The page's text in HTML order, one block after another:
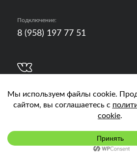
Подключение:
8 (958) 197 77 51
Кислород